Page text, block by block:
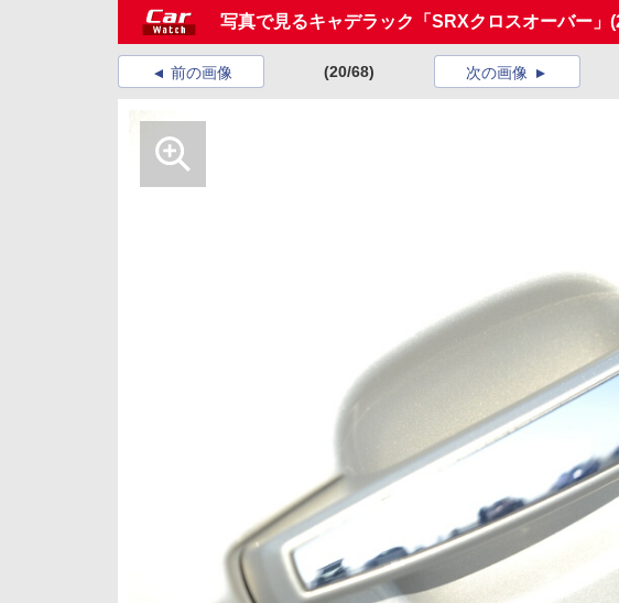
写真で見るキャデラック「SRXクロスオーバー」
前の画像 (20/68) 次の画像